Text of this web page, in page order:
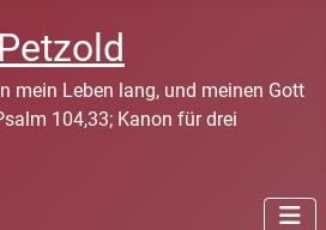
mein Leben lang, und meinen Gott
104,33; Kanon für drei